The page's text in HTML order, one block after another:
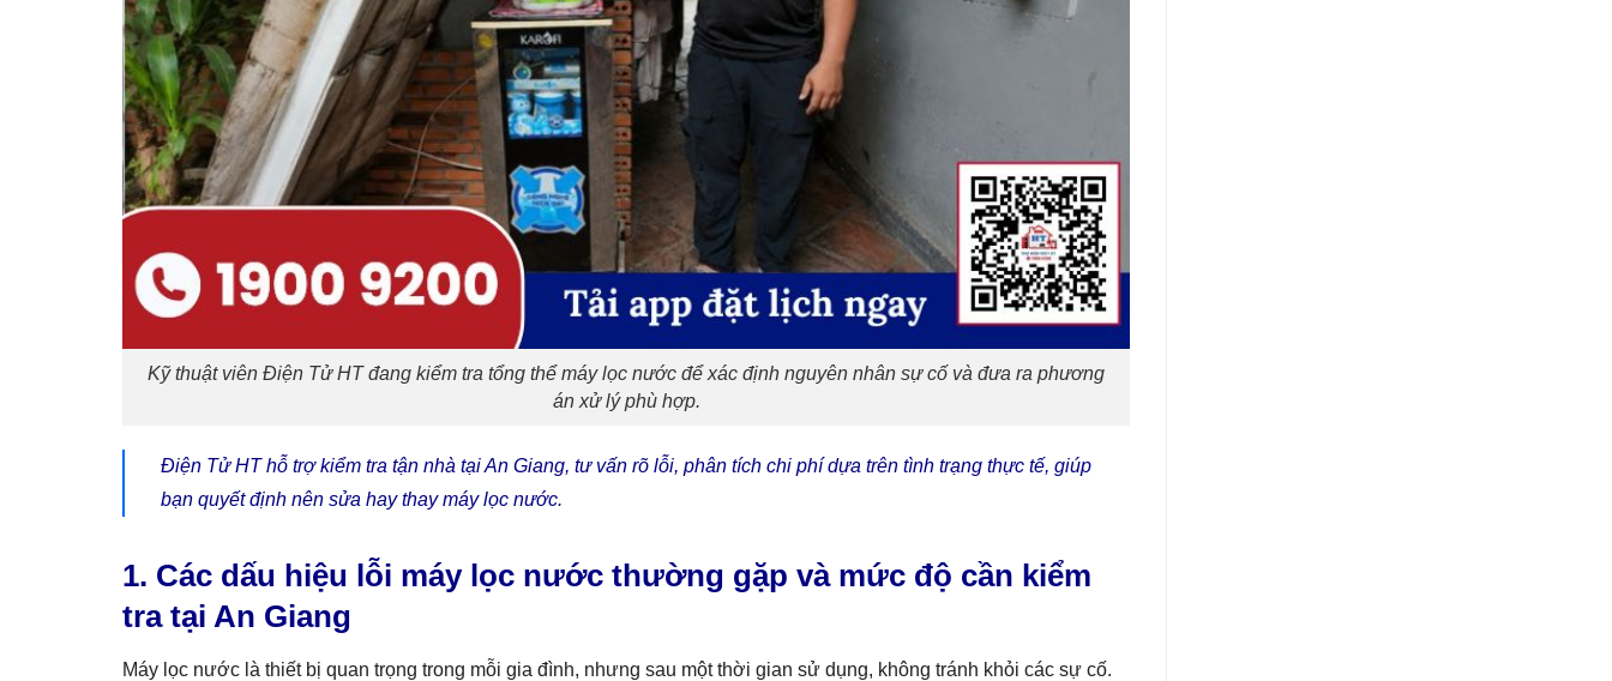
Kỹ thuật viên Điện Tử HT đang kiểm tra tổng thể máy lọc nước để xác định nguyên nhân sự cố và đưa ra phương
án xử lý phù hợp.
Điện Tử HT hỗ trợ kiểm tra tận nhà tại An Giang, tư vấn rõ lỗi, phân tích chi phí dựa trên tình trạng thực tế, giúp
bạn quyết định nên sửa hay thay máy lọc nước.
1. Các dấu hiệu lỗi máy lọc nước thường gặp và mức độ cần kiểm
tra tại An Giang
Máy lọc nước là thiết bị quan trọng trong mỗi gia đình, nhưng sau một thời gian sử dụng, không tránh khỏi các sự cố.